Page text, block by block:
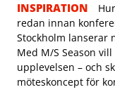
INSPIRATION
redan innan
Stockholm lanserar
Med M/S Season
upplevelsen – och
möteskoncept för